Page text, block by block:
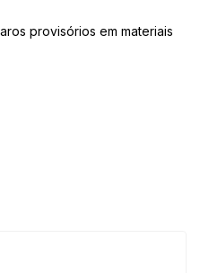
provisórios em materiais